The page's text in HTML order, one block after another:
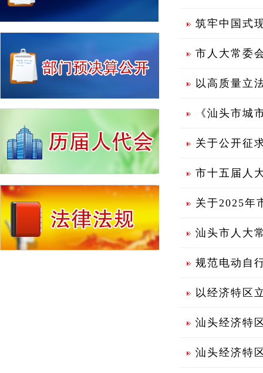
筑牢中国式
市人大常委
以高质量立
《汕头市城
关于公开征
市十五届人
关于2025年
汕头市人大
规范电动自
以经济特区
汕头经济特
汕头经济特